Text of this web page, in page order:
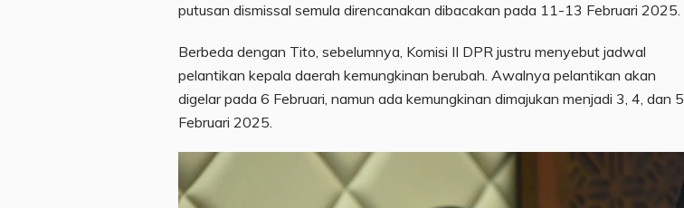
putusan dismissal semula direncanakan dibacakan pada 11-13 Februari 2025.
Berbeda dengan Tito, sebelumnya, Komisi II DPR justru menyebut jadwal
pelantikan kepala daerah kemungkinan berubah. Awalnya pelantikan akan
digelar pada 6 Februari, namun ada kemungkinan dimajukan menjadi 3, 4, dan 5
Februari 2025.